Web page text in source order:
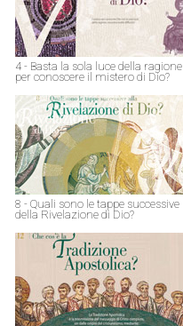
4 - Basta la sola luce della ragione
per conoscere il mistero di Dio?
8 - Quali sono le tappe successive
della Rivelazione di Dio?